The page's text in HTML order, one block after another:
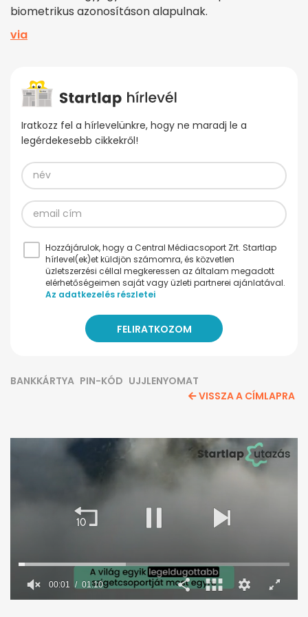
biometrikus azonosításon alapulnak.
via
Iratkozz fel a hírlevelünkre, hogy ne maradj le a
legérdekesebb cikkekről!
Hozzájárulok, hogy a Central Médiacsoport Zrt. Startlap
hírlevel(ek)et küldjön számomra, és közvetlen
üzletszerzési céllal megkeressen az általam megadott
elérhetőségeimen saját vagy üzleti partnerei ajánlatával.
Az adatkezelés részletei
BANKKÁRTYA PIN-KÓD UJJLENYOMAT
VISSZA A CÍMLAPRA
00:02 01:10